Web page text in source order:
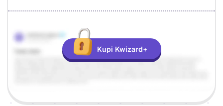
Odgovor
Objašnjenje
Kupi Kwizard+